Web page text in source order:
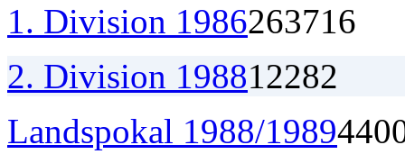
1. Division 1986263716
2. Division 198812282
Landspokal 1988/1989440